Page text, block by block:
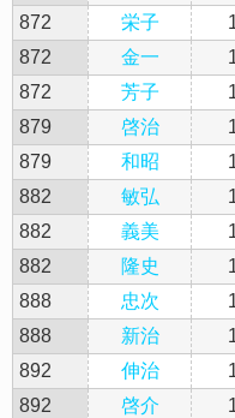
872 栄子
872
金一
872
芳子
879
啓治
879
和昭
882
敏弘
882
義美
882
隆史
888
忠次
888
新治
892
伸治
892
啓介